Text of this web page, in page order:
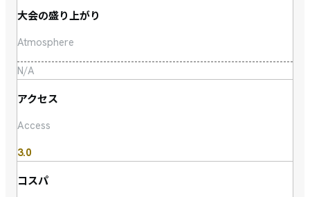
大会の盛り上がり
Atmosphere
N/A
アクセス
Access
3.0
コスパ